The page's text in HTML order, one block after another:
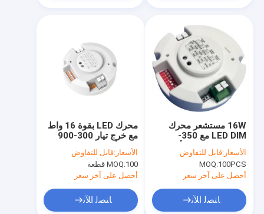
محرك LED بقوة 16 واط
مع خرج تيار 300-900
مللي أمبير، مستشعر
تعتيم، لإضاءة السقف، مع
وظيفة أولوية ضوء النهار
الأسعار:قابل للتفاوض
MOQ:100 قطعة
أحصل على آخر سعر
ﺎﺘﺼﻟ ﺍﻶﻧ
16W مستشعر محرك
LED DIM مع 350-
النهارية
الأسعار:قابل للتفاوض
MOQ:100PCS
أحصل على آخر سعر
ﺎﺘﺼﻟ ﺍﻶﻧ